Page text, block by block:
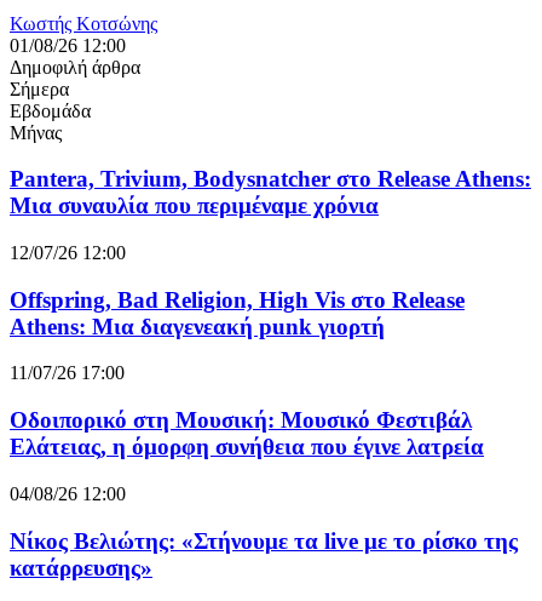
Κωστής Κοτσώνης
01/08/26 12:00
Δημοφιλή άρθρα
Σήμερα
Εβδομάδα
Μήνας
Pantera, Trivium, Bodysnatcher στο Release Athens:
Μια συναυλία που περιμέναμε χρόνια
12/07/26 12:00
Offspring, Bad Religion, High Vis στο Release
Athens: Μια διαγενεακή punk γιορτή
11/07/26 17:00
Οδοιπορικό στη Μουσική: Μουσικό Φεστιβάλ
Ελάτειας, η όμορφη συνήθεια που έγινε λατρεία
04/08/26 12:00
Νίκος Βελιώτης: «Στήνουμε τα live με το ρίσκο της
κατάρρευσης»